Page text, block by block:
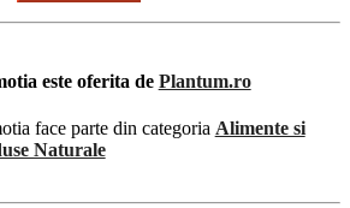
este oferita de Plantum.ro
face parte din categoria Alimente si
Naturale